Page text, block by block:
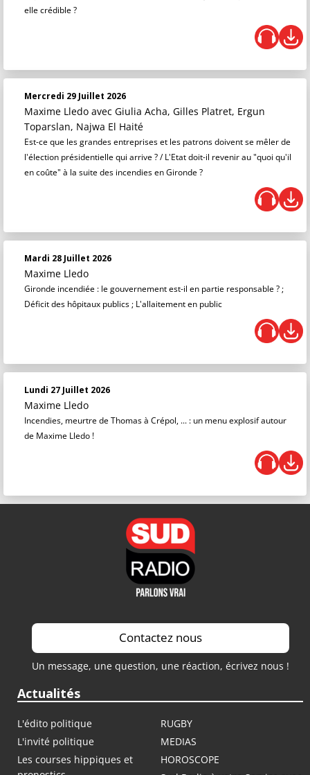
elle crédible ?
Mercredi 29 Juillet 2026
Maxime Lledo avec Giulia Acha, Gilles Platret, Ergun
Toparslan, Najwa El Haité
Est-ce que les grandes entreprises et les patrons doivent se mêler de
l'élection présidentielle qui arrive ? / L'Etat doit-il revenir au "quoi qu'il
en coûte" à la suite des incendies en Gironde ?
Mardi 28 Juillet 2026
Maxime Lledo
Gironde incendiée : le gouvernement est-il en partie responsable ? ;
Déficit des hôpitaux publics ; L'allaitement en public
Lundi 27 Juillet 2026
Maxime Lledo
Incendies, meurtre de Thomas à Crépol, ... : un menu explosif autour
de Maxime Lledo !
Contactez nous
Un message, une question, une réaction, écrivez nous !
Actualités
L'édito politique
RUGBY
L'invité politique
MEDIAS
Les courses hippiques et
HOROSCOPE